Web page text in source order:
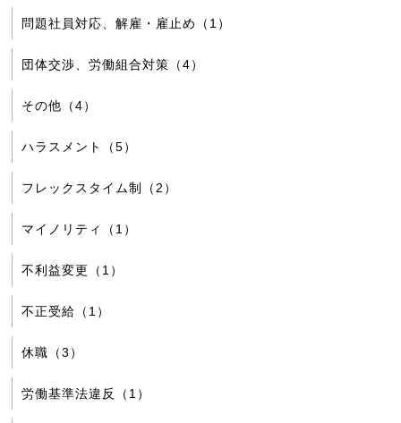
問題社員対応、解雇・雇止め（1）
団体交渉、労働組合対策（4）
その他（4）
ハラスメント（5）
フレックスタイム制（2）
マイノリティ（1）
不利益変更（1）
不正受給（1）
休職（3）
労働基準法違反（1）